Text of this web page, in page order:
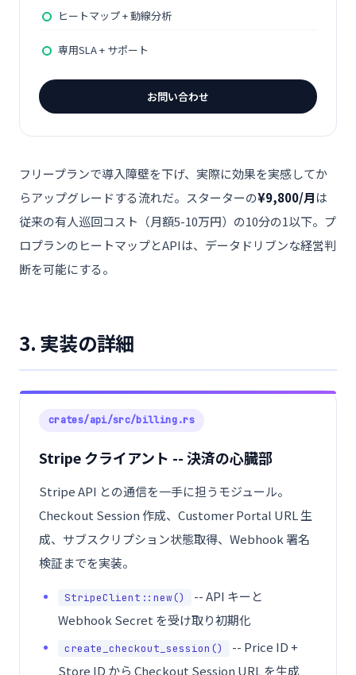
ヒートマップ + 動線分析
専用SLA + サポート
お問い合わせ
フリープランで導入障壁を下げ、実際に効果を実感してか
らアップグレードする流れだ。スターターの¥9,800/月は
従来の有人巡回コスト（月額5-10万円）の10分の1以下。プ
ロプランのヒートマップとAPIは、データドリブンな経営判
断を可能にする。
3. 実装の詳細
crates/api/src/billing.rs
Stripe クライアント -- 決済の心臓部
Stripe API との通信を一手に担うモジュール。
Checkout Session 作成、Customer Portal URL 生
成、サブスクリプション状態取得、Webhook 署名
検証までを実装。
StripeClient::new()
-- API キーと
Webhook Secret を受け取り初期化
create_checkout_session()
-- Price ID +
Store ID から Checkout Session URL を生成